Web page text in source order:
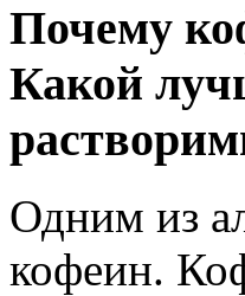
Почему
Какой
Одним из
кофеин.